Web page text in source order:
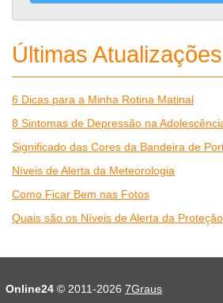
Últimas Atualizações
6 Dicas para a Minha Rotina Matinal
8 Sintomas de Depressão na
Significado das Cores da Bandeira de
Níveis de Alerta da Meteorologia
Como Ficar Bem nas Fotos
Quais são os Níveis de Alerta da
Educação
Online24 © 2011-2026 7Graus